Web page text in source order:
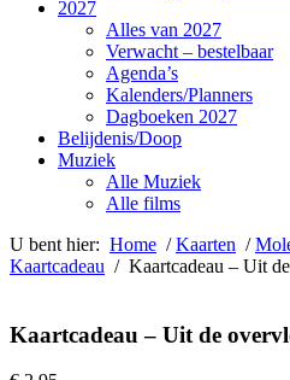
2027
Alles van 2027
Verwacht – bestelbaar
Agenda’s
Kalenders/Planners
Dagboeken 2027
Belijdenis/Doop
Muziek
Alle Muziek
Alle films
U bent hier: Home /Kaarten /
Kaartcadeau / Kaartcadeau – Uit
Kaartcadeau – Uit de